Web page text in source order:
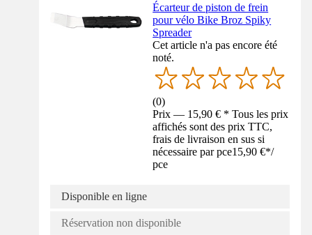
Écarteur de piston de frein
pour vélo Bike Broz Spiky
Spreader
Cet article n'a pas encore été
noté.
(0)
Prix — 15,90 € * Tous les prix
affichés sont des prix TTC,
frais de livraison en sus si
nécessaire par pce15,90 €*/
pce
Disponible en ligne
Réservation non disponible